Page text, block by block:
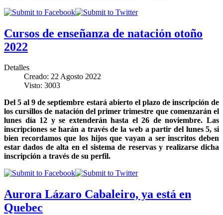
Cursos de enseñanza de natación otoño
2022
Detalles
Creado: 22 Agosto 2022
Visto: 3003
Del 5 al 9 de septiembre estará abierto el plazo de inscripción de
los cursillos de natación del primer trimestre que comenzarán el
lunes día 12 y se extenderán hasta el 26 de noviembre. Las
inscripciones se harán a través de la web a partir del lunes 5, si
bien recordamos que los hijos que vayan a ser inscritos deben
estar dados de alta en el sistema de reservas y realizarse dicha
inscripción a través de su perfil.
Aurora Lázaro Cabaleiro, ya está en
Quebec